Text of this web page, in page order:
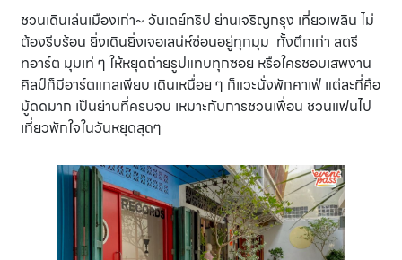
ชวนเดินเล่นเมืองเก่า~ วันเดย์ทริป ย่านเจริญกรุง เที่ยวเพลิน ไม่
ต้องรีบร้อน ยิ่งเดินยิ่งเจอเสน่ห์ซ่อนอยู่ทุกมุม ทั้งตึกเก่า สตรี
ทอาร์ต มุมเท่ ๆ ให้หยุดถ่ายรูปแทบทุกซอย หรือใครชอบเสพงาน
ศิลป์ก็มีอาร์ตแกลเพียบ เดินเหนื่อย ๆ ก็แวะนั่งพักคาเฟ่ แต่ละที่คือ
มู้ดดมาก เป็นย่านที่ครบจบ เหมาะกับการชวนเพื่อน ชวนแฟนไป
เที่ยวพักใจในวันหยุดสุดๆ